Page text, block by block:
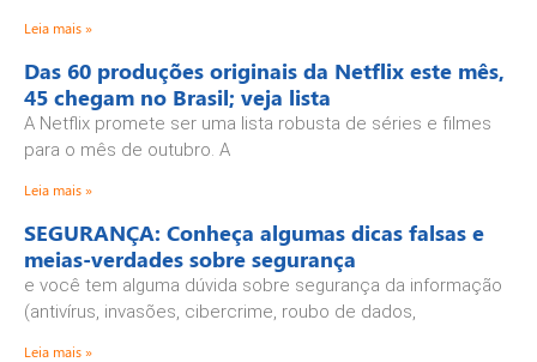
Leia mais »
Das 60 produções originais da Netflix este mês,
45 chegam no Brasil; veja lista
A Netflix promete ser uma lista robusta de séries e filmes
para o mês de outubro. A
Leia mais »
SEGURANÇA: Conheça algumas dicas falsas e
meias-verdades sobre segurança
e você tem alguma dúvida sobre segurança da informação
(antivírus, invasões, cibercrime, roubo de dados,
Leia mais »